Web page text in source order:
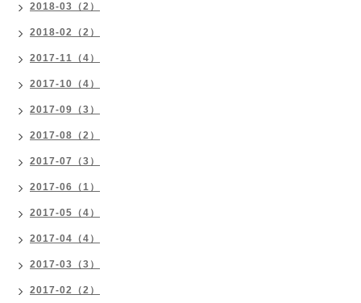
2018-03（2）
2018-02（2）
2017-11（4）
2017-10（4）
2017-09（3）
2017-08（2）
2017-07（3）
2017-06（1）
2017-05（4）
2017-04（4）
2017-03（3）
2017-02（2）